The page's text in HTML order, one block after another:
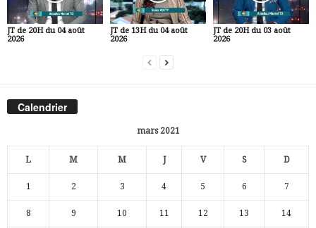
JT de 20H du 04 août
2026
JT de 13H du 04 août
2026
JT de 20H du 03 août
2026
Calendrier
mars 2021
L M M J V S D
1 2 3 4 5 6 7
8 9 10 11 12 13 14